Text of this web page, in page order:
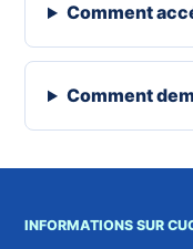
Comment
Comment
INFORMATIONS SUR